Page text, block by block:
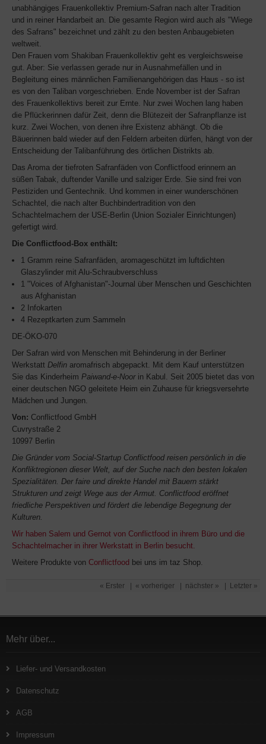
unabhängiges Frauenkollektiv Premium-Safran nach alter Tradition
und in reiner Handarbeit an. Die gesamte Region wird auch als "Wiege
des Safrans" bezeichnet und zählt zu den besten Anbaugebieten
weltweit.
Den Frauen vom Shakiban Frauenkollektiv geht es vergleichsweise
gut. Aber: Sie verlassen gerade nur in Ausnahmefällen und in
Begleitung eines männlichen Familienangehörigen das Haus - so ist
es von den Taliban vorgeschrieben. Ende November ist der Safran
des Frauenkollektivs bereit zur Ernte. Nur zwei Wochen lang haben
die Pflückerinnen dafür Zeit, denn die Blütezeit der Safranpflanze ist
kurz. Zwei Wochen, von denen ihre Existenz abhängt. Ob die
Bäuerinnen bald wieder auf den Feldern arbeiten dürfen, hängt von der
Entscheidung der Talibanführung des örtlichen Distrikts ab.
Das Aroma der tiefroten Safranfäden von Conflictfood erinnern an
süßen Tabak, duftender Vanille und salziger Erde. Sie sind frei von
Pestiziden und Gentechnik. Und kommen in einer wunderschönen
Schachtel, die nach alter Buchbindertradition von den
Schachtelmachern der USE-Berlin (Union Sozialer Einrichtungen)
gefertigt wird.
Die Conflictfood-Box enthält:
1 Gramm reine Safranfäden, aromageschützt im luftdichten
Glaszylinder mit Alu-Schraubverschluss
1 "Voices of Afghanistan"-Journal über Menschen und Geschichten
aus Afghanistan
2 Infokarten
4 Rezeptkarten zum Sammeln
DE-ÖKO-070
Der Safran wird von Menschen mit Behinderung in der Berliner
Werkstatt Delfin aromafrisch abgepackt. Mit dem Kauf unterstützen
Sie das Kinderheim Paiwand-e-Noorin Kabul. Seit 2005 bietet das von
einer deutschen NGO geleitete Heim ein Zuhause für kriegsversehrte
Mädchen und Jungen.
Von: Conflictfood GmbH
Cuvrystraße 2
10997 Berlin
Die Gründer vom Social-Startup Conflictfood reisen persönlich in die
Konfliktregionen dieser Welt, auf der Suche nach den besten lokalen
Spezialitäten. Der faire und direkte Handel mit Bauern stärkt
Strukturen und zeigt Wege aus der Armut. Conflictfood eröffnet
friedliche Perspektiven und fördert die lebendige Begegnung der
Kulturen.
Wir haben Salem und Gernot von Conflictfood in ihrem Büro und die
Schachtelmacher in ihrer Werkstatt in Berlin besucht.
Weitere Produkte von Conflictfood bei uns im taz Shop.
« Erster « vorheriger nächster » Letzter »
Mehr über...
Liefer- und Versandkosten
Datenschutz
AGB
Impressum